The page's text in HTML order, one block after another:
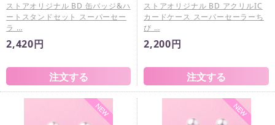
ストアオリジナル BD 缶バッジ&ハ
ートスタンドセット スーパーセー
ラ …
2,420円
ストアオリジナル BD アクリルIC
カードケース スーパーセーラーち
び …
2,200円